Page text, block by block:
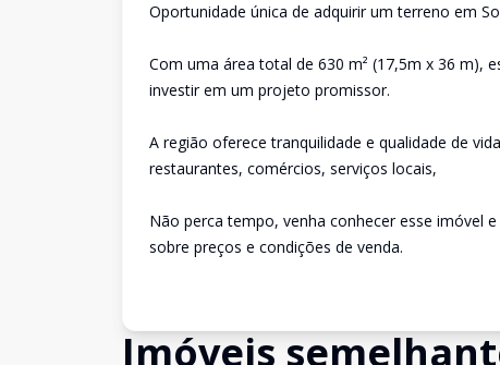
Oportunidade única de adquirir um terreno em
Com uma área total de 630 m² (17,5m x 36 m),
investir em um projeto promissor.
A região oferece tranquilidade e qualidade de
restaurantes, comércios, serviços locais,
Não perca tempo, venha conhecer esse imóvel
sobre preços e condições de venda.
Imóveis